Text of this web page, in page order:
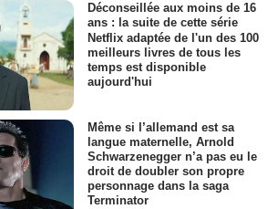
Déconseillée aux moins de 16
ans : la suite de cette série
Netflix adaptée de l'un des 100
meilleurs livres de tous les
temps est disponible
aujourd'hui
Même si l’allemand est sa
langue maternelle, Arnold
Schwarzenegger n’a pas eu le
droit de doubler son propre
personnage dans la saga
Terminator